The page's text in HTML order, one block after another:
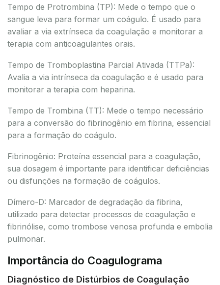
Tempo de Protrombina (TP): Mede o tempo que o
sangue leva para formar um coágulo. É usado para
avaliar a via extrínseca da coagulação e monitorar a
terapia com anticoagulantes orais.
Tempo de Tromboplastina Parcial Ativada (TTPa):
Avalia a via intrínseca da coagulação e é usado para
monitorar a terapia com heparina.
Tempo de Trombina (TT): Mede o tempo necessário
para a conversão do fibrinogênio em fibrina, essencial
para a formação do coágulo.
Fibrinogênio: Proteína essencial para a coagulação,
sua dosagem é importante para identificar deficiências
ou disfunções na formação de coágulos.
Dímero-D: Marcador de degradação da fibrina,
utilizado para detectar processos de coagulação e
fibrinólise, como trombose venosa profunda e embolia
pulmonar.
Importância do Coagulograma
Diagnóstico de Distúrbios de Coagulação